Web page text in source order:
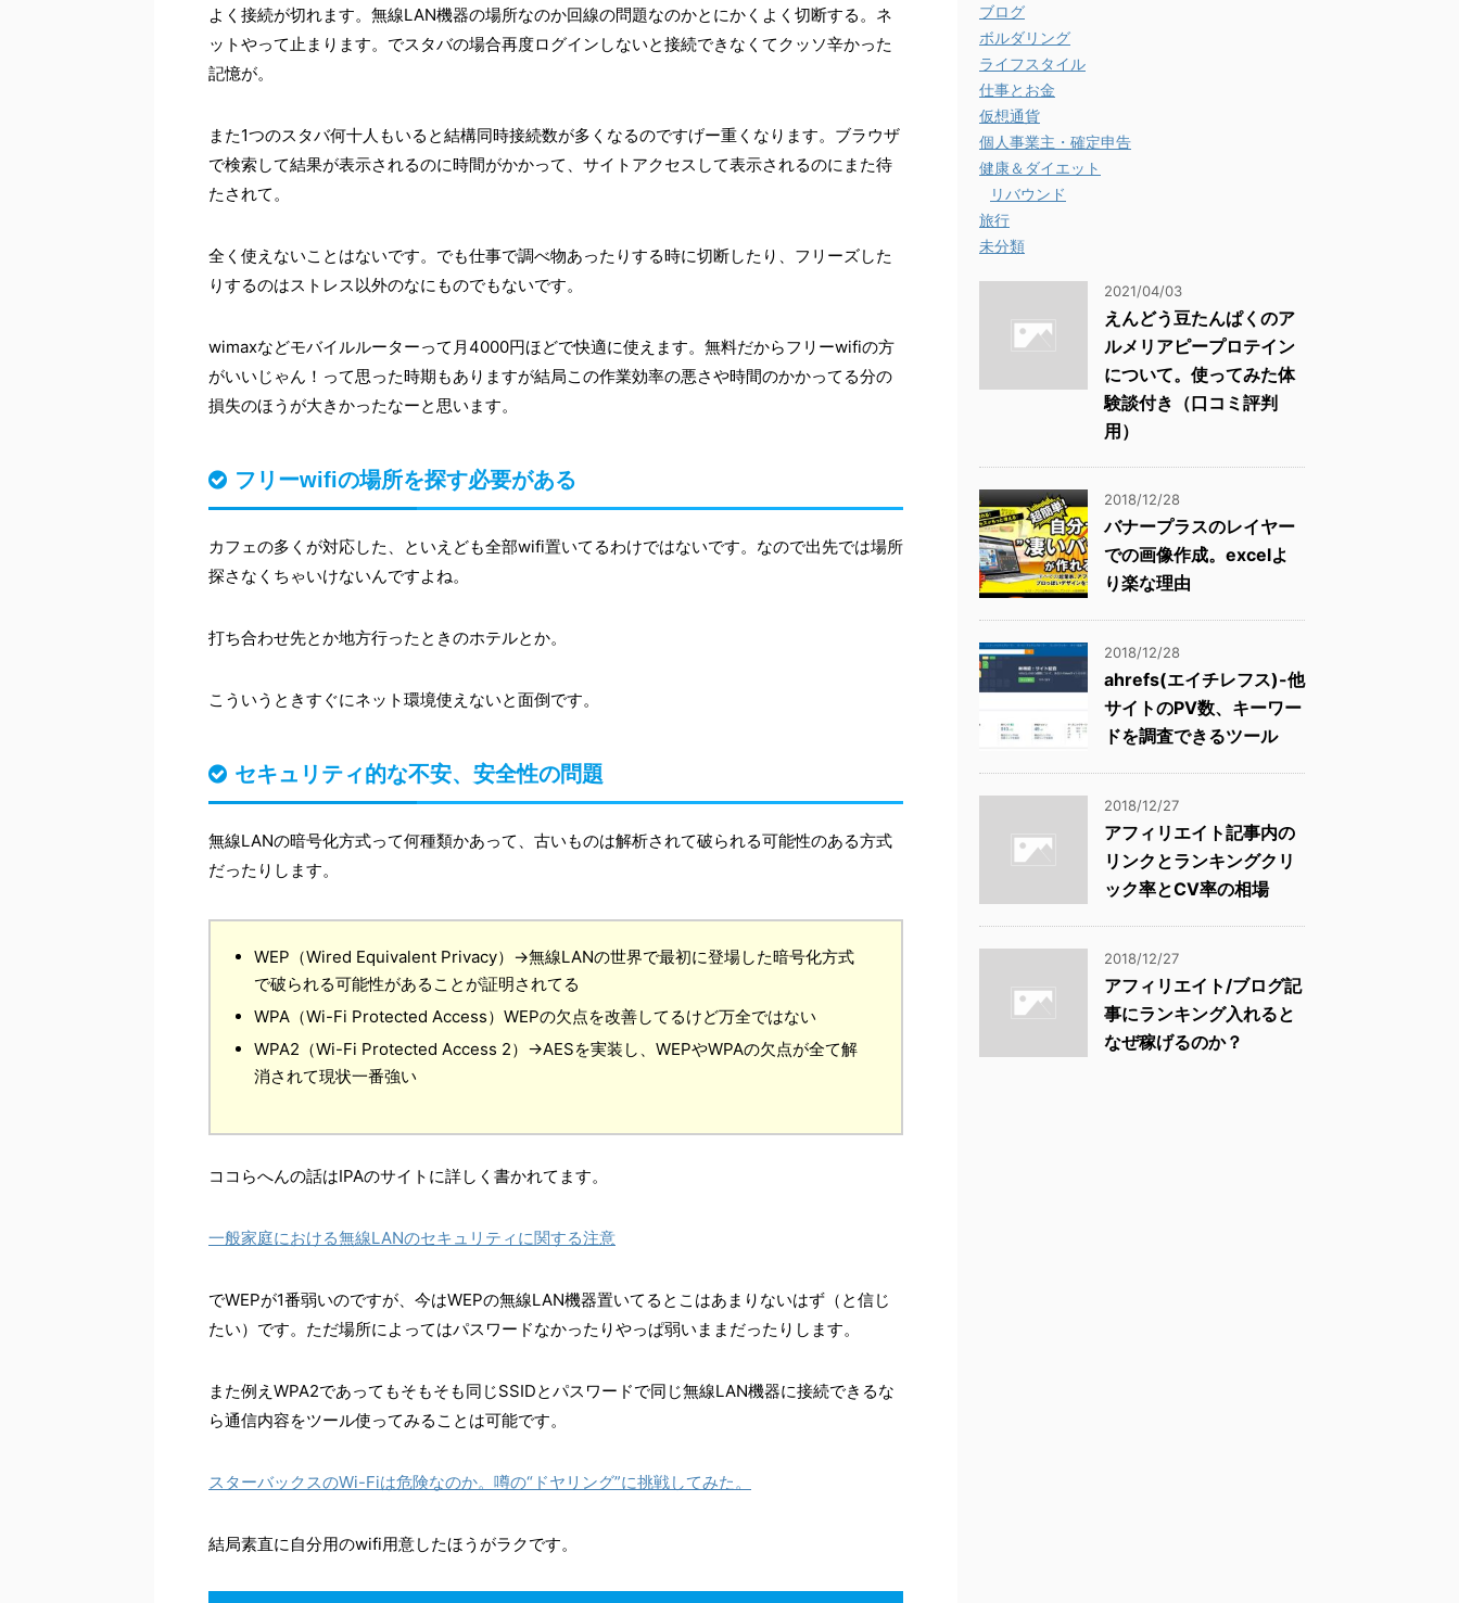
よく接続が切れます。無線LAN機器の場所なのか回線の問題なのかとにかくよく切断する。ネ
ットやって止まります。でスタバの場合再度ログインしないと接続できなくてクッソ辛かった
記憶が。
また1つのスタバ何十人もいると結構同時接続数が多くなるのですげー重くなります。ブラウザ
で検索して結果が表示されるのに時間がかかって、サイトアクセスして表示されるのにまた待
たされて。
全く使えないことはないです。でも仕事で調べ物あったりする時に切断したり、フリーズした
りするのはストレス以外のなにものでもないです。
wimaxなどモバイルルーターって月4000円ほどで快適に使えます。無料だからフリーwifiの方
がいいじゃん！って思った時期もありますが結局この作業効率の悪さや時間のかかってる分の
損失のほうが大きかったなーと思います。
フリーwifiの場所を探す必要がある
カフェの多くが対応した、といえども全部wifi置いてるわけではないです。なので出先では場所
探さなくちゃいけないんですよね。
打ち合わせ先とか地方行ったときのホテルとか。
こういうときすぐにネット環境使えないと面倒です。
セキュリティ的な不安、安全性の問題
無線LANの暗号化方式って何種類かあって、古いものは解析されて破られる可能性のある方式
だったりします。
WEP（Wired Equivalent Privacy）→無線LANの世界で最初に登場した暗号化方式
で破られる可能性があることが証明されてる
WPA（Wi-Fi Protected Access）WEPの欠点を改善してるけど万全ではない
WPA2（Wi-Fi Protected Access 2）→AESを実装し、WEPやWPAの欠点が全て解
消されて現状一番強い
ココらへんの話はIPAのサイトに詳しく書かれてます。
一般家庭における無線LANのセキュリティに関する注意
でWEPが1番弱いのですが、今はWEPの無線LAN機器置いてるとこはあまりないはず（と信じ
たい）です。ただ場所によってはパスワードなかったりやっぱ弱いままだったりします。
また例えWPA2であってもそもそも同じSSIDとパスワードで同じ無線LAN機器に接続できるな
ら通信内容をツール使ってみることは可能です。
スターバックスのWi-Fiは危険なのか。噂の“ドヤリング”に挑戦してみた。
結局素直に自分用のwifi用意したほうがラクです。
ブログ
ボルダリング
ライフスタイル
仕事とお金
仮想通貨
個人事業主・確定申告
健康＆ダイエット
リバウンド
旅行
未分類
2021/04/03
えんどう豆たんぱくのア
ルメリアピープロテイン
について。使ってみた体
験談付き（口コミ評判
用）
2018/12/28
バナープラスのレイヤー
での画像作成。excelよ
り楽な理由
2018/12/28
ahrefs(エイチレフス)-他
サイトのPV数、キーワー
ドを調査できるツール
2018/12/27
アフィリエイト記事内の
リンクとランキングクリ
ック率とCV率の相場
2018/12/27
アフィリエイト/ブログ記
事にランキング入れると
なぜ稼げるのか？